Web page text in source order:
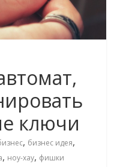
ключи
, бизнес идея,
, ноу-хау, фишки